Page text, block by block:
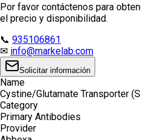
Por favor contáctenos para
el precio y disponibilidad.
📞 935106861
✉ info@markelab.com
Solicitar información
Name
Cystine/Glutamate Transporter
Category
Primary Antibodies
Provider